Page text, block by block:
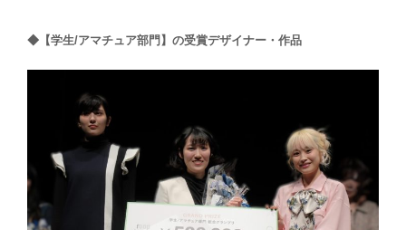
◆【学生/アマチュア部門】の受賞デザイナー・作品